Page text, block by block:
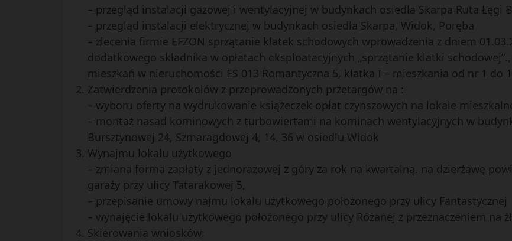
– przegląd instalacji gazowej i wentylacyjnej w budynkach osiedla Skarpa Ruta Łęgi
– przegląd instalacji elektrycznej w budynkach osiedla Skarpa, Widok, Poręba
– zlecenia firmie EFZON sprzątanie klatek schodowych wprowadzenia z dniem
dodatkowego składnika w opłatach eksploatacyjnych „sprzątanie klatki
mieszkań w nieruchomości ES 013 Romantyczna 5, klatka I – mieszkania od nr 1 do
Zatwierdzenia protokołów z przeprowadzonych przetargów na :
– wyboru oferty na wydrukowanie książeczek opłat czynszowych na lokale
– montaż nasad kominowych z turbowiertami na kominach wentylacyjnych w
Bursztynowej 24, Szmaragdowej 4, 14, 36 w osiedlu Widok
Wynajmu lokalu użytkowego
– zmiana forma zapłaty z jednorazowej z góry za rok na kwartalną. na dzierżawę
garaży przy ulicy Tatarakowej 5,
– przepisanie umowy najmu lokalu użytkowego położonego przy ulicy Fantastycznej
– wynajęcie lokalu użytkowego położonego przy ulicy Różanej z przeznaczeniem na
Skierowania wniosków: